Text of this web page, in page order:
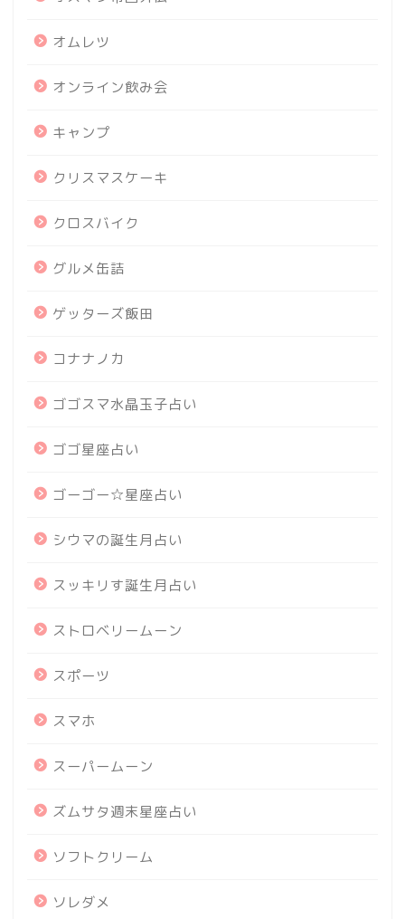
オムレツ
オンライン飲み会
キャンプ
クリスマスケーキ
クロスバイク
グルメ缶詰
ゲッターズ飯田
コナナノカ
ゴゴスマ水晶玉子占い
ゴゴ星座占い
ゴーゴー☆星座占い
シウマの誕生月占い
スッキリす誕生月占い
ストロベリームーン
スポーツ
スマホ
スーパームーン
ズムサタ週末星座占い
ソフトクリーム
ソレダメ